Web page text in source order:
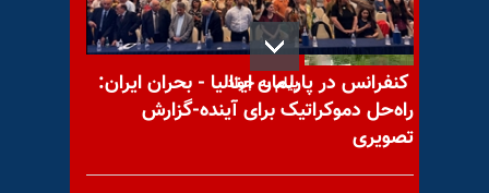
پیام به جواد
کنفرانس در پارلمان ایتالیا - بحران ایران:
راه‌حل دموکراتیک برای آینده-گزارش
تصویری